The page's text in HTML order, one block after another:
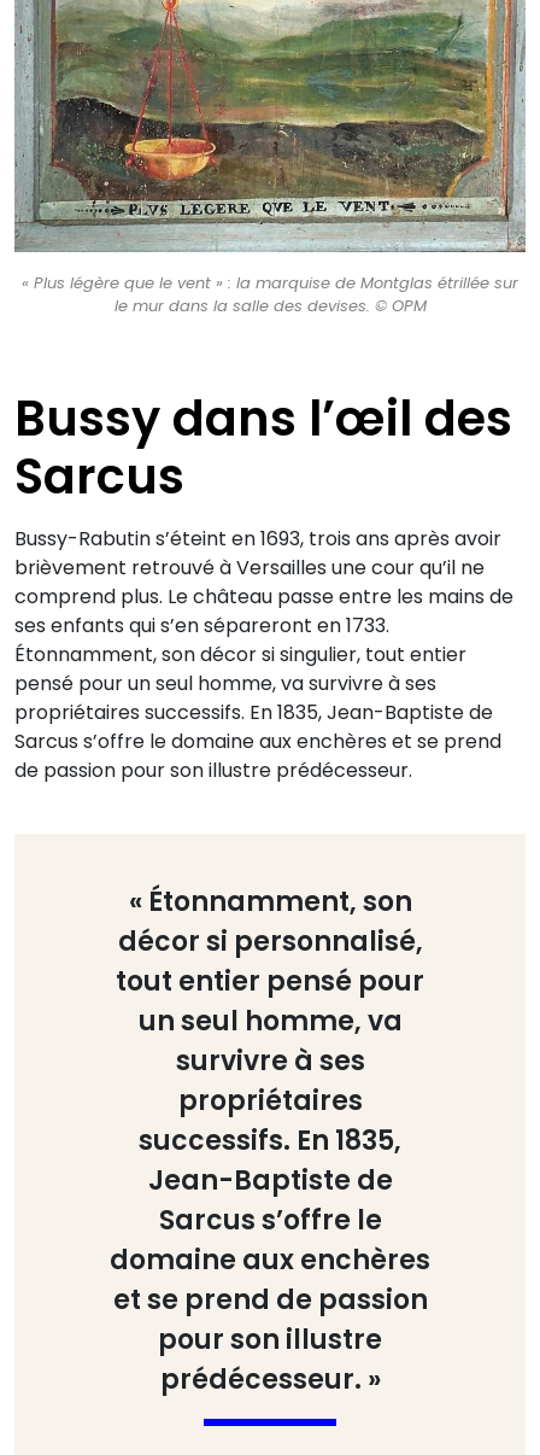
« Plus légère que le vent » : la marquise de Montglas étrillée sur
le mur dans la salle des devises. © OPM
Bussy dans l’œil des
Sarcus
Bussy-Rabutin s’éteint en 1693, trois ans après avoir
brièvement retrouvé à Versailles une cour qu’il ne
comprend plus. Le château passe entre les mains de
ses enfants qui s’en sépareront en 1733.
Étonnamment, son décor si singulier, tout entier
pensé pour un seul homme, va survivre à ses
propriétaires successifs. En 1835, Jean-Baptiste de
Sarcus s’offre le domaine aux enchères et se prend
de passion pour son illustre prédécesseur.
« Étonnamment, son
décor si personnalisé,
tout entier pensé pour
un seul homme, va
survivre à ses
propriétaires
successifs. En 1835,
Jean-Baptiste de
Sarcus s’offre le
domaine aux enchères
et se prend de passion
pour son illustre
prédécesseur. »